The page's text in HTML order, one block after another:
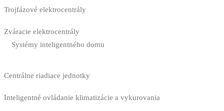
Trojfázové elektrocentrály
Zváracie elektrocentrály
Systémy inteligentného domu
Centrálne riadiace jednotky
Inteligentné ovládanie klimatizácie a vykurovania